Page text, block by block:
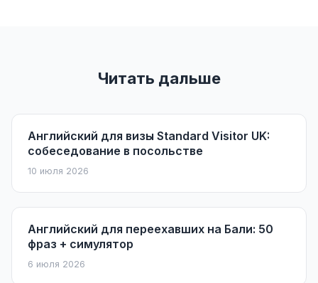
Читать дальше
Английский для визы Standard Visitor UK:
собеседование в посольстве
10 июля 2026
Английский для переехавших на Бали: 50
фраз + симулятор
6 июля 2026